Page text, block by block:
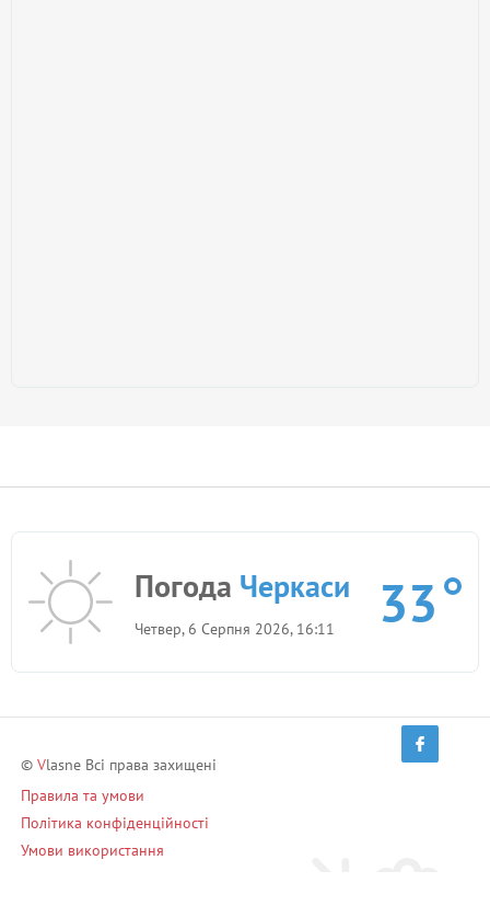
Погода Черкаси
Четвер, 6 Серпня 2026, 16:11 33
© Vlasne Всі права захищені
Правила та умови
Політика конфіденційності
Умови використання